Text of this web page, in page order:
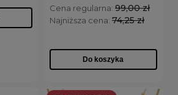
Cena regularna:99,00 zł
Najniższa cena:74,25 zł
Do koszyka